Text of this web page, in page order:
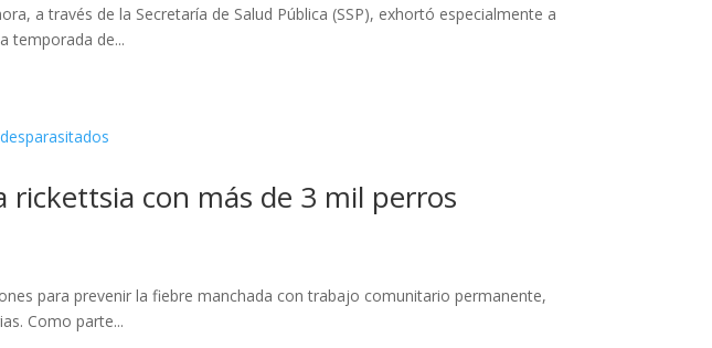
a través de la Secretaría de Salud Pública (SSP), exhortó especialmente a
temporada de...
rickettsia con más de 3 mil perros
para prevenir la fiebre manchada con trabajo comunitario permanente,
Como parte...